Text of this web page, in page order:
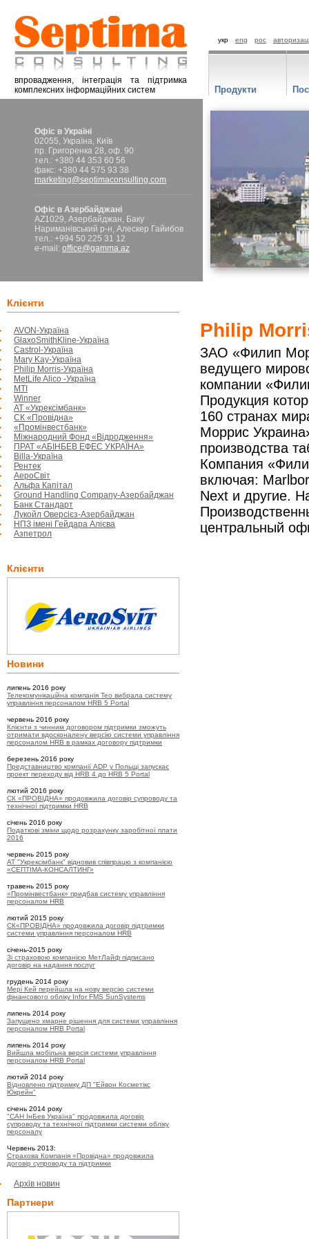
впровадження, інтеграція та підтримка
комплексних інформаційних систем
укр eng рос
Офіс в Україні
02055, Україна, Київ
пр. Григоренка 28, оф. 90
тел.: +380 44 353 60 56
факс: +380 44 575 93 38
marketing@septimaconsulting.com
Офіс в Азербайджані
AZ1029, Азербайджан, Баку
Нариманівський р-н, Алескер Гайибов
тел.: +994 50 225 31 12
e-mail: office@gamma.az
Клієнти
AVON-Україна
GlaxoSmithKline-Україна
Castrol-Україна
Mary Kay-Україна
Philip Morris-Україна
MetLife Alico -Україна
МTI
Winner
АТ «Укрексімбанк»
СК «Провідна»
«Промінвестбанк»
Міжнародний Фонд «Відродження»
ПРАТ «АБІНБЕВ ЕФЕС УКРАЇНА»
Billa-Україна
Рентек
АероСвіт
Альфа Капітал
Ground Handling Company-Азербайджан
Банк Стандарт
Лукойл Оверсієз-Азербайджан
НПЗ імені Гейдара Алієва
Азпетрол
Клієнти
Новини
липень 2016 року
Телекомунікаційна компанія Teo вибрала систему
управління персоналом HRB 5 Portal
червень 2016 року
Клієнти з чинним договором підтримки зможуть
отримати вдосконалену версію системи управління
персоналом HRB в рамках договору підтримки
березень 2016 року
Представництво компанії ADP у Польщі запускає
проект переходу від HRB 4 до HRB 5 Portal
лютий 2016 року
СК «ПРОВІДНА» продовжила договір супроводу та
технічної підтримки HRB
січень 2016 року
Податкові зміни щодо розрахунку заробітної плати
2016
червень 2015 року
АТ "Укрексімбанк" відновив співпрацю з компанією
«СЕПТІМА-КОНСАЛТИНГ»
травень 2015 року
«Промінвестбанк» придбав систему управління
персоналом HRB
лютий 2015 року
СК«ПРОВІДНА» продовжила договір підтримки
системи управління персоналом HRB
січень-2015 року
Зі страховою компанією МетЛайф підписано
договір на надання послуг
грудень 2014 року
Мері Кей перейшла на нову версію системи
фінансового обліку Infor FMS SunSystems
липень 2014 року
Запущено хмарне рішення для системи управління
персоналом HRB Portal
липень 2014 року
Вийшла мобільна версія системи управління
персоналом HRB Portal
лютий 2014 року
Відновлено підтримку ДП "Ейвон Косметікс
Юкрейн"
січень 2014 року
"САН ІнБев Україна" продовжила договір
супроводу та технічної підтримки системи обліку
персоналу
Червень 2013:
Страхова Компанія «Провідна» продовжила
договір супроводу та підтримки
Архів новин
Партнери
Philip
ЗАО «Филип
ведущего
компании «
Продукция
160 странах
Моррис Украина
производства
Компания «
включая:
Next и другие.
центральный
Продукти